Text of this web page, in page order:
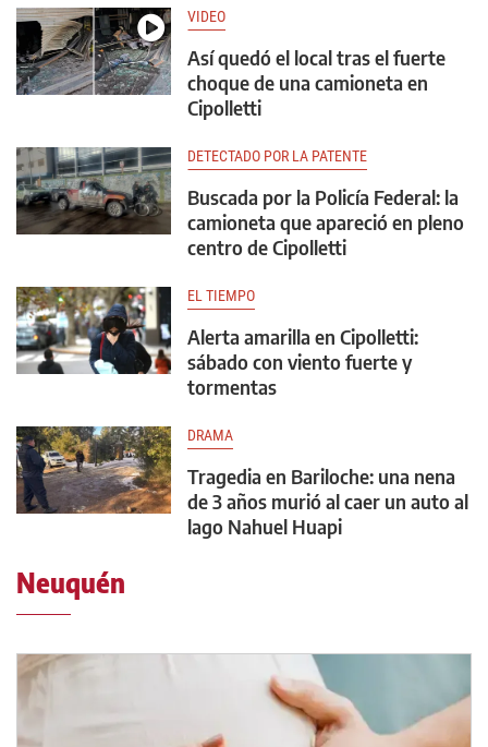
VIDEO
Así quedó el local tras el fuerte
choque de una camioneta en
Cipolletti
DETECTADO POR LA PATENTE
Buscada por la Policía Federal: la
camioneta que apareció en pleno
centro de Cipolletti
EL TIEMPO
Alerta amarilla en Cipolletti:
sábado con viento fuerte y
tormentas
DRAMA
Tragedia en Bariloche: una nena
de 3 años murió al caer un auto al
lago Nahuel Huapi
Neuquén